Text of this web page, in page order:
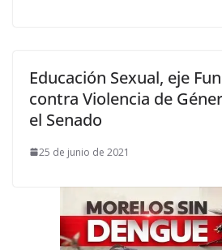
Educación Sexual, eje
contra Violencia de
el Senado
25 de junio de 2021